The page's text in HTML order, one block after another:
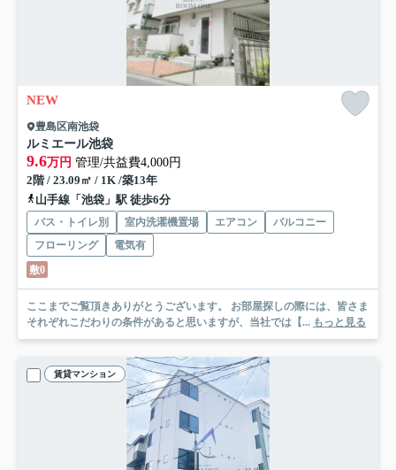
NEW
豊島区南池袋
ルミエール池袋
9.6万円 管理/共益費4,000円
2階 / 23.09㎡ / 1K /築13年
山手線「池袋」駅 徒歩6分
バス・トイレ別 室内洗濯機置場 エアコン
バルコニー
フローリング
電気有
敷0
ここまでご覧頂きありがとうございます。 お部屋探しの際には、皆さま
それぞれこだわりの条件があると思いますが、当社では【... もっと見る
賃貸マンション